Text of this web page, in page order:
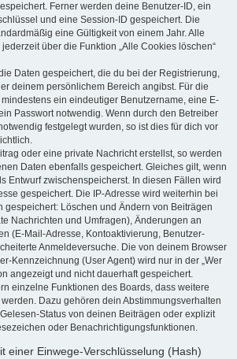
Ferner werden deine Benutzer-ID, ein
und eine Session-ID gespeichert. Die
eine Gültigkeit von einem Jahr. Alle
über die Funktion „Alle Cookies löschen“
Daten gespeichert, die du bei der Registrierung,
deinem persönlichem Bereich angibst. Für die
ein eindeutiger Benutzername, eine E-
Passwort notwendig. Wenn durch den Betreiber
festgelegt wurden, so ist dies für dich vor
oder eine private Nachricht erstellst, so werden
Daten ebenfalls gespeichert. Gleiches gilt, wenn
Entwurf zwischenspeicherst. In diesen Fällen wird
gespeichert. Die IP-Adresse wird weiterhin bei
gespeichert: Löschen und Ändern von Beiträgen
Nachrichten und Umfragen), Änderungen an
(E-Mail-Adresse, Kontoaktivierung, Benutzer-
Anmeldeversuche. Die von deinem Browser
Kennzeichnung (User Agent) wird nur in der „Wer
angezeigt und nicht dauerhaft gespeichert.
einzelne Funktionen des Boards, dass weitere
Dazu gehören dein Abstimmungsverhalten
Status von deinen Beiträgen oder explizit
oder Benachrichtigungsfunktionen.
einer Einwege-Verschlüsselung (Hash)